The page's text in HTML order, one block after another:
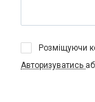
Розміщуючи
Авторизуватись